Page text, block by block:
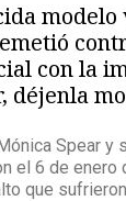
modelo
con la
déjenla
Spear y
el 6 de enero
que